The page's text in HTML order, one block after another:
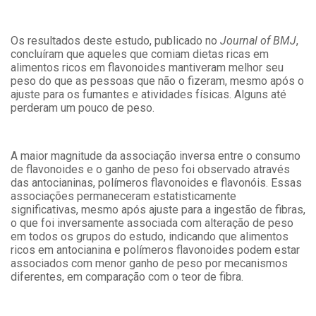
Os resultados deste estudo, publicado no Journal of BMJ,
concluíram que aqueles que comiam dietas ricas em
alimentos ricos em flavonoides mantiveram melhor seu
peso do que as pessoas que não o fizeram, mesmo após o
ajuste para os fumantes e atividades físicas. Alguns até
perderam um pouco de peso.
A maior magnitude da associação inversa entre o consumo
de flavonoides e o ganho de peso foi observado através
das antocianinas, polímeros flavonoides e flavonóis. Essas
associações permaneceram estatisticamente
significativas, mesmo após ajuste para a ingestão de fibras,
o que foi inversamente associada com alteração de peso
em todos os grupos do estudo, indicando que alimentos
ricos em antocianina e polímeros flavonoides podem estar
associados com menor ganho de peso por mecanismos
diferentes, em comparação com o teor de fibra.